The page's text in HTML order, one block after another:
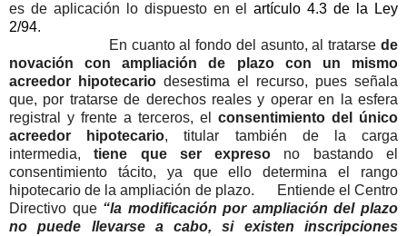
es de aplicación lo dispuesto en elartículo 4.3 de la Ley
2/94.
En cuanto al fondo del asunto, al tratarsede
novación con ampliación de plazo
con un mismo
acreedor hipotecario desestima el recurso, pues señala
que, por tratarse de derechos reales y operar en la esfera
registral y frente a terceros, el consentimiento del único
acreedor hipotecario, titular también de la carga
intermedia,tiene que ser expreso no bastando el
consentimiento tácito, ya que ello determina el rango
hipotecario de la ampliación de plazo.
Entiende el Centro
Directivo que “la modificación por ampliación del plazo
no puede llevarse a cabo, si existen inscripciones